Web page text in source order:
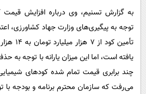
سیاست خارجی
به گزارش تسنیم، وی درباره افزایش
توجه به پیگیری‌های وزارت جهاد کشاورزی،
تأمین
یافته است، اما این میزان یارانه با توجه به
چند برابری قیمت تمام شده کود‌های
می‌رفت که سازمان محترم برنامه و بودجه